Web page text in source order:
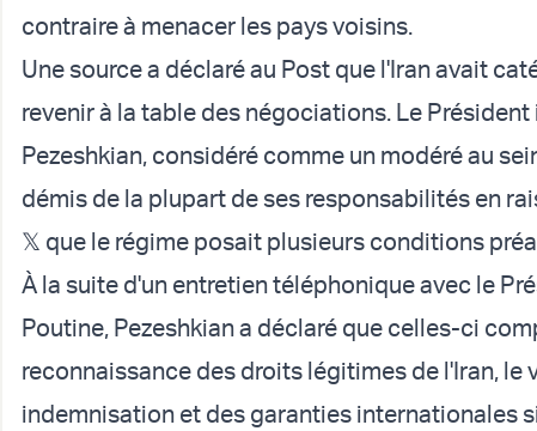
contraire à menacer les pays voisins.
Une source a déclaré au Post que l'Iran avait
revenir à la table des négociations. Le
Pezeshkian, considéré comme un modéré au
démis de la plupart de ses responsabilités en
𝕏 que le régime posait plusieurs conditions
À la suite d'un entretien téléphonique avec le
Poutine, Pezeshkian a déclaré que celles-ci
reconnaissance des droits légitimes de l'Iran, le
indemnisation et des garanties internationales